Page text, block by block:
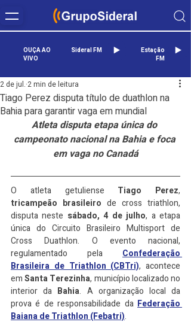
OUÇA AO
VIVO
Sideral FM
Estação
FM
Tiago Perez disputa título de duathlon na
Bahia para garantir vaga em mundial
2 de jul. 2 min de leitura
Atleta disputa etapa única do
campeonato nacional na Bahia e foca
em vaga no Canadá
O atleta getuliense Tiago Perez
tricampeão brasileiro de cross triathlon,
disputa neste sábado, 4 de julho, a etapa
única do Circuito Brasileiro Multisport de
Cross Duathlon. O evento nacional,
regulamentado pela Confederação
Brasileira de Triathlon (CBTri), acontece
em Santa Terezinha, município localizado no
interior da Bahia. A organização local da
prova é de responsabilidade da Federação
Baiana de Triathlon (Febatri).